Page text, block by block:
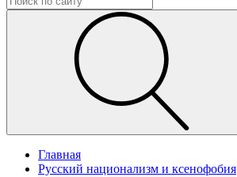
Главная
Русский национализм и ксенофобия